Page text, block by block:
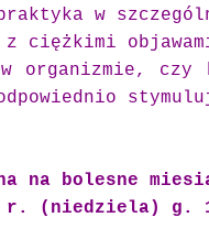
praktyka w
ciężkimi
w organizmie,
na bolesne
r. (niedziela) g.